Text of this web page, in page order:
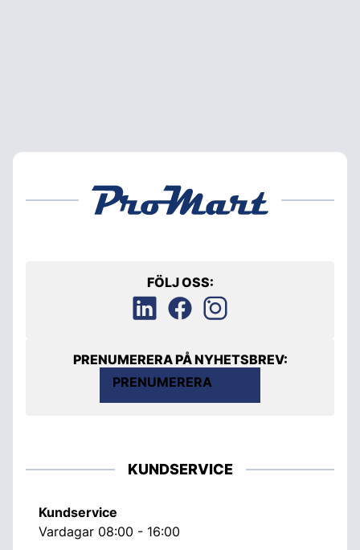
FÖLJ OSS:
PRENUMERERA PÅ NYHETSBREV:
PRENUMERERA
KUNDSERVICE
Kundservice
Vardagar 08:00 - 16:00